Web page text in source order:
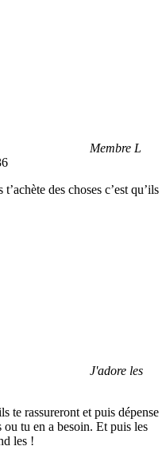
Membre L
des choses c’est qu’ils
J'adore les
te rassureront et puis dépense
ou tu en a besoin. Et puis les
les !